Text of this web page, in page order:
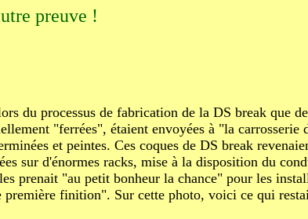
preuve !
du processus de fabrication de la DS break que
"ferrées", étaient envoyées à "la carrosserie
et peintes. Ces coques de DS break
sur d'énormes racks, mise à la disposition du
prenait "au petit bonheur la chance" pour les
première finition". Sur cette photo, voici ce qui